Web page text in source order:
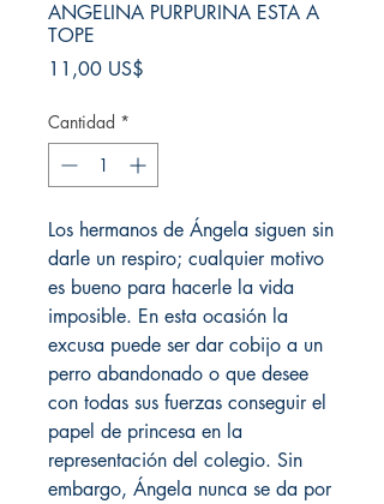
ANGELINA PURPURINA ESTA A
TOPE
11,00 US$
Cantidad *
Los hermanos de Ángela siguen sin
darle un respiro; cualquier motivo
es bueno para hacerle la vida
imposible. En esta ocasión la
excusa puede ser dar cobijo a un
perro abandonado o que desee
con todas sus fuerzas conseguir el
papel de princesa en la
representación del colegio. Sin
embargo, Ángela nunca se da por